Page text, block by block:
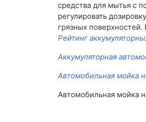
средства для мытья с
регулировать
грязных
Рейтинг
Аккумуляторная
Автомобильная мойка
Автомобильная мойка